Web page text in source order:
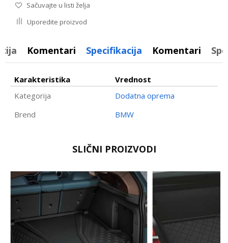
Sačuvajte u listi želja
Uporedite proizvod
Komentari Specifikacija Komentari
Karakteristika
Vrednost
Kategorija
Dodatna oprema
Brend
BMW
Email
Poruka
SLIČNI PROIZVODI